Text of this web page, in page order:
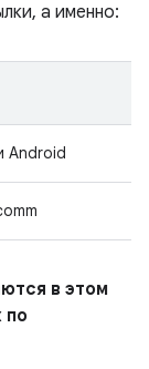
а именно:
Android
в этом
по